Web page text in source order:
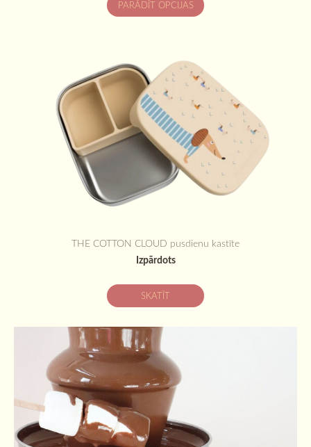
PARĀDĪT OPCIJAS
THE COTTON CLOUD pusdienu kastīte
Izpārdots
SKATĪT